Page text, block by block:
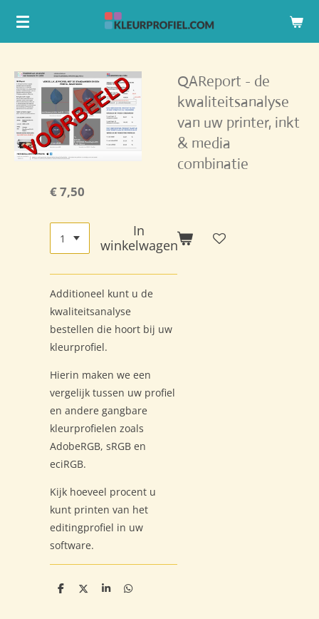
Ga
hoofdinhoud
QAReport - de
kwaliteitsanalyse
van uw printer, inkt
& media
combinatie
€ 7,50
In
winkelwagen
Additioneel kunt u de
kwaliteitsanalyse
bestellen die hoort bij uw
kleurprofiel.
Hierin maken we een
vergelijk tussen uw profiel
en andere gangbare
kleurprofielen zoals
AdobeRGB, sRGB en
eciRGB.
Kijk hoeveel procent u
kunt printen van het
editingprofiel in uw
software.
D
D
S
D